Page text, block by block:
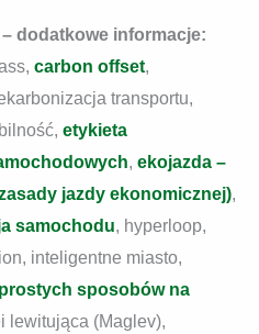
dodatkowe informacje:
carbon offset,
transportu,
etykieta
, ekojazda –
jazdy ekonomicznej),
samochodu, hyperloop,
inteligentne miasto,
sposobów na
lewitująca (Maglev),